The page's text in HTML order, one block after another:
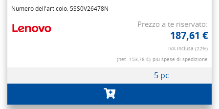
Numero dell'articolo: 5SS0V26478N
Prezzo a te riservato:
187,61 €
IVA inclusa (22%)
(net. 153,78 €) più spese di spedizione
5 pc